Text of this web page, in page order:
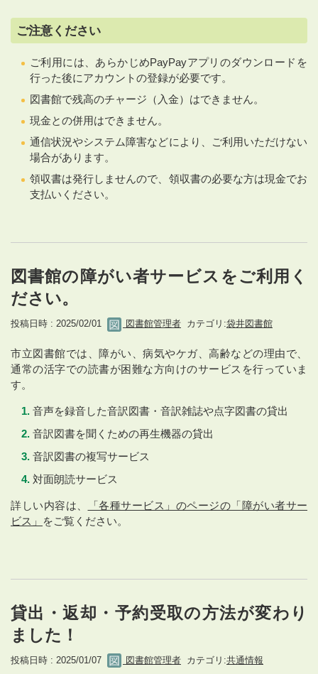
ご注意ください
ご利用には、あらかじめPayPayアプリのダウンロードを
行った後にアカウントの登録が必要です。
図書館で残高のチャージ（入金）はできません。
現金との併用はできません。
通信状況やシステム障害などにより、ご利用いただけない
場合があります。
領収書は発行しませんので、領収書の必要な方は現金でお
支払いください。
図書館の障がい者サービスをご利用く
ださい。
投稿日時 : 2025/02/01 図書館管理者 カテゴリ:袋井図書館
市立図書館では、障がい、病気やケガ、高齢などの理由で、
通常の活字での読書が困難な方向けのサービスを行っていま
す。
音声を録音した音訳図書・音訳雑誌や点字図書の貸出
音訳図書を聞くための再生機器の貸出
音訳図書の複写サービス
対面朗読サービス
詳しい内容は、
「各種サービス」のページの「障がい者サー
ビス」
をご覧ください。
貸出・返却・予約受取の方法が変わり
ました！
投稿日時 : 2025/01/07 図書館管理者 カテゴリ:共通情報